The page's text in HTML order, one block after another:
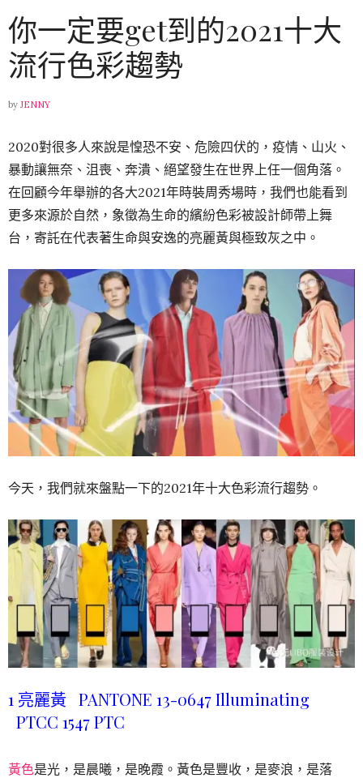
你一定要get到的2021十大
流行色彩趨勢
by JENNY
2020對很多人來說是惶恐不安、危險四伏的，疫情、山火、
暴動讓無奈、沮喪、奔潰、絕望發生在世界上任一個角落。
在回顧今年舉辦的各大2021年時裝周秀場時，我們也能看到
更多來源於自然，象徵為生命的繽紛色彩被設計師帶上舞
台，寄託在代表著生命與安逸的亮麗黃與極致灰之中。
今天，我們就來盤點一下的2021年十大色彩流行趨勢。
1 亮麗黃 PANTONE 13-0647 Illuminating
PTCC 1547 PTC
黃色是光，是晨曦，是晚霞。黃色是豐收，是麥浪，是落